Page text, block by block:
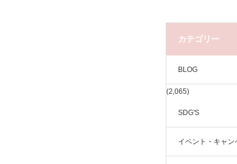
カテゴリー
BLOG
(2,065)
SDG'S
イベント・キャン